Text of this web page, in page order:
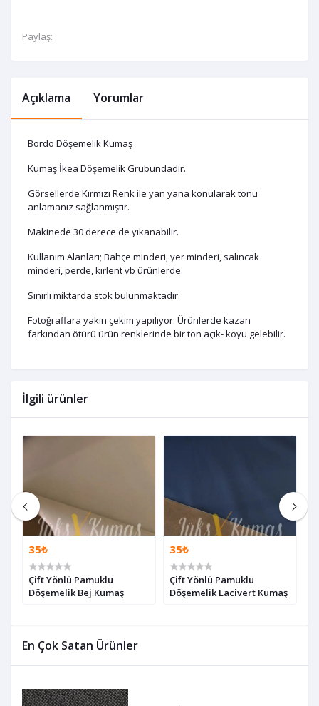
Paylaş:
En Çok Satan Ürünler
Açıklama Yorumlar
Bordo Döşemelik Kumaş
Kumaş İkea Döşemelik Grubundadır.
Görsellerde Kırmızı Renk ile yan yana konularak tonu
anlamanız sağlanmıştır.
Makinede 30 derece de yıkanabilir.
Kullanım Alanları; Bahçe minderi, yer minderi, salıncak
minderi, perde, kırlent vb ürünlerde.
Sınırlı miktarda stok bulunmaktadır.
Fotoğraflara yakın çekim yapılıyor. Ürünlerde kazan
farkından ötürü ürün renklerinde bir ton açık- koyu gelebilir.
İlgili ürünler
35₺
Çift Yönlü Pamuklu
Döşemelik Bej Kumaş
35₺
Çift Yönlü Pamuklu
Döşemelik Lacivert Kumaş